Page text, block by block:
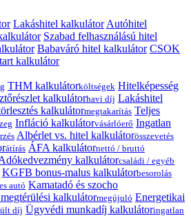
Lakáshitel kalkulátor Autóhitel
Szabad felhasználású hitel
Babaváró hitel kalkulátor CSOK
kalkulátor
THM kalkulátorköltségek Hitelképesség
kalkulátorhavi díj Lakáshitel
kalkulátormegtakarítás Teljes
Infláció kalkulátorvásárlóerő Ingatlan
Albérlet vs. hitel kalkulátorösszevetés
átírás ÁFA kalkulátornettó / bruttó
kalkulátorcsaládi / egyéb
KGFB bonus-malus kalkulátorbesorolás
autó Kamatadó és szocho
kalkulátormegújuló Energetikai
díj Ügyvédi munkadíj kalkulátoringatlan